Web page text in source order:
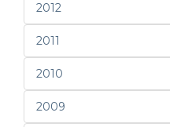
2012
2011
2010
2009